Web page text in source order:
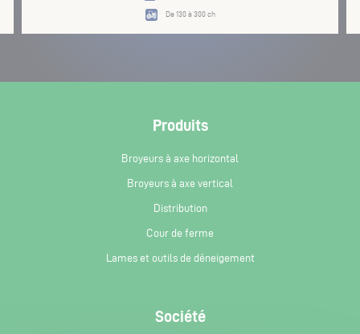
De 130 à 300 ch
Produits
Broyeurs à axe horizontal
Broyeurs à axe vertical
Distribution
Cour de ferme
Lames et outils de déneigement
Société